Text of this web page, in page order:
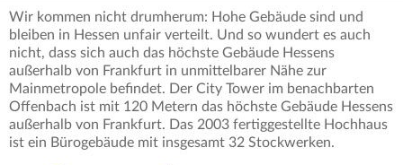
Wir kommen nicht drumherum: Hohe Gebäude sind und
bleiben in Hessen unfair verteilt. Und so wundert es auch
nicht, dass sich auch das höchste Gebäude Hessens
außerhalb von Frankfurt in unmittelbarer Nähe zur
Mainmetropole befindet. Der City Tower im benachbarten
Offenbach ist mit 120 Metern das höchste Gebäude Hessens
außerhalb von Frankfurt. Das 2003 fertiggestellte Hochhaus
ist ein Bürogebäude mit insgesamt 32 Stockwerken.